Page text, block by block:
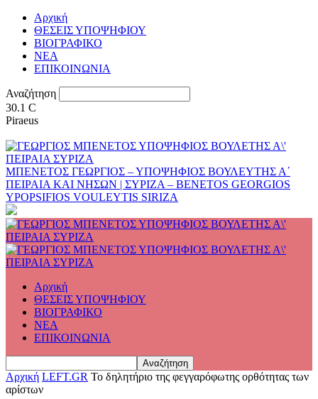
Αρχική
ΘΕΣΕΙΣ ΥΠΟΨΗΦΙΟΥ
ΒΙΟΓΡΑΦΙΚΟ
ΝΕΑ
ΕΠΙΚΟΙΝΩΝΙΑ
Αναζήτηση
30.1 C
Piraeus
ΜΠΕΝΕΤΟΣ ΓΕΩΡΓΙΟΣ – ΥΠΟΨΗΦΙΟΣ ΒΟΥΛΕΥΤΗΣ Α΄
ΠΕΙΡΑΙΑ ΚΑΙ ΝΗΣΩΝ | ΣΥΡΙΖΑ – BENETOS GEORGIOS
YPOPSIFIOS VOULEYTIS SIRIZA
Αρχική
ΘΕΣΕΙΣ ΥΠΟΨΗΦΙΟΥ
ΒΙΟΓΡΑΦΙΚΟ
ΝΕΑ
ΕΠΙΚΟΙΝΩΝΙΑ
Αρχική LEFT.GR Το δηλητήριο της φεγγαρόφωτης ορθότητας των
αρίστων